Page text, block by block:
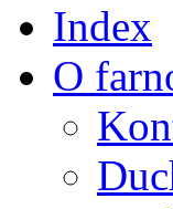
Index
O